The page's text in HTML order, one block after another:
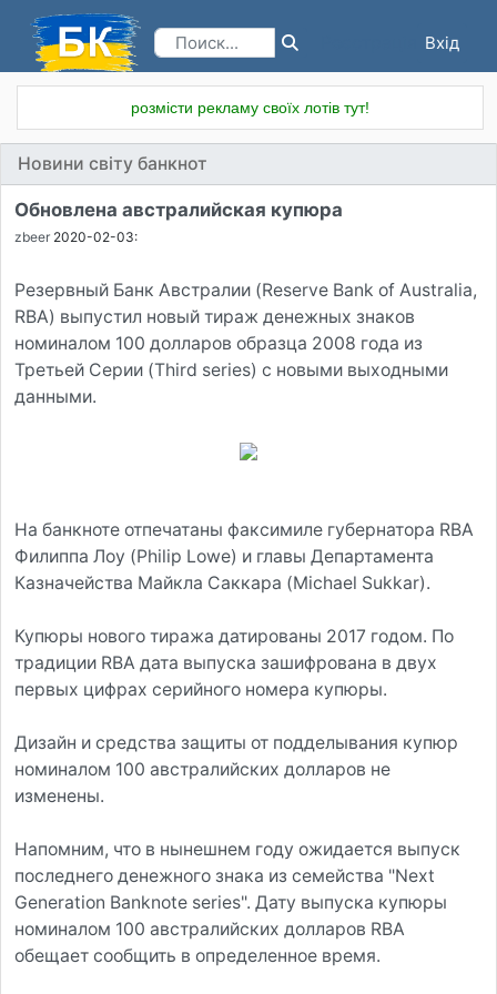
Вхід
розмісти рекламу своїх лотів тут!
Новини світу банкнот
Обновлена австралийская купюра
zbeer 2020-02-03:
Резервный Банк Австралии (Reserve Bank of Australia,
RBA) выпустил новый тираж денежных знаков
номиналом 100 долларов образца 2008 года из
Третьей Серии (Third series) с новыми выходными
данными.
На банкноте отпечатаны факсимиле губернатора RBA
Филиппа Лоу (Philip Lowe) и главы Департамента
Казначейства Майкла Саккара (Michael Sukkar).
Купюры нового тиража датированы 2017 годом. По
традиции RBA дата выпуска зашифрована в двух
первых цифрах серийного номера купюры.
Дизайн и средства защиты от подделывания купюр
номиналом 100 австралийских долларов не
изменены.
Напомним, что в нынешнем году ожидается выпуск
последнего денежного знака из семейства "Next
Generation Banknote series". Дату выпуска купюры
номиналом 100 австралийских долларов RBA
обещает сообщить в определенное время.